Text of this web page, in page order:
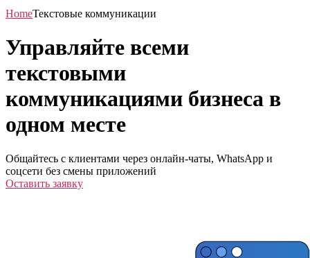
HomeТекстовые коммуникации
Управляйте всеми
текстовыми
коммуникациями бизнеса в
одном месте
Общайтесь с клиентами через онлайн-чаты, WhatsApp и
соцсети без смены приложений
Оставить заявку